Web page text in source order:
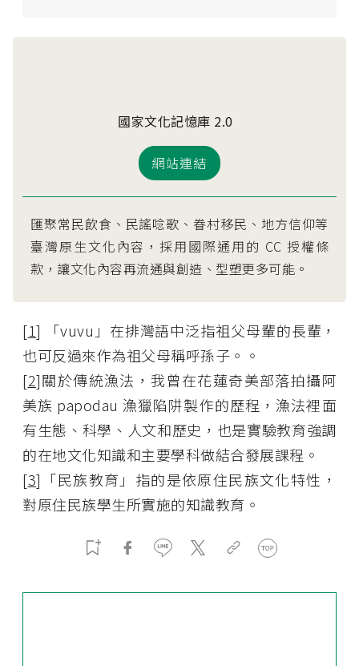
國家文化記憶庫 2.0
網站連結
匯聚常民飲食、民謠唸歌、眷村移民、地方信仰等
臺灣原生文化內容，採用國際通用的 CC 授權條
款，讓文化內容再流通與創造、型塑更多可能。
[1] 「vuvu」在排灣語中泛指祖父母輩的長輩，
也可反過來作為祖父母稱呼孫子。。
[2]關於傳統漁法，我曾在花蓮奇美部落拍攝阿
美族 papodau 漁獵陷阱製作的歷程，漁法裡面
有生態、科學、人文和歷史，也是實驗教育強調
的在地文化知識和主要學科做結合發展課程。
[3]「民族教育」指的是依原住民族文化特性，
對原住民族學生所實施的知識教育。